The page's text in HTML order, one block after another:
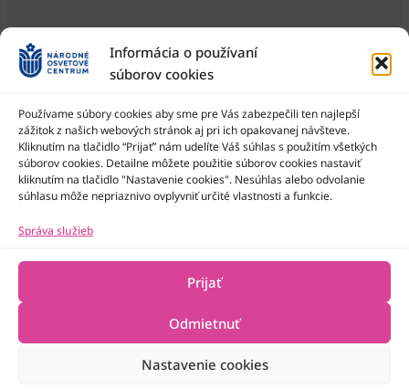
Informácia o používaní
súborov cookies
Používame súbory cookies aby sme pre Vás zabezpečili ten najlepší
zážitok z našich webových stránok aj pri ich opakovanej návšteve.
Kliknutím na tlačidlo “Prijať” nám udelíte Váš súhlas s použitím všetkých
súborov cookies. Detailne môžete použitie súborov cookies nastaviť
kliknutím na tlačidlo "Nastavenie cookies". Nesúhlas alebo odvolanie
súhlasu môže nepriaznivo ovplyvniť určité vlastnosti a funkcie.
Správa služieb
Prijať
Odmietnuť
Nastavenie cookies
Národné osvetové centrum je štátna príspevková organizácia
Ministerstva kultúry SR
2022-2026 © Národné osvetové centrumVšetky práva vyhradené